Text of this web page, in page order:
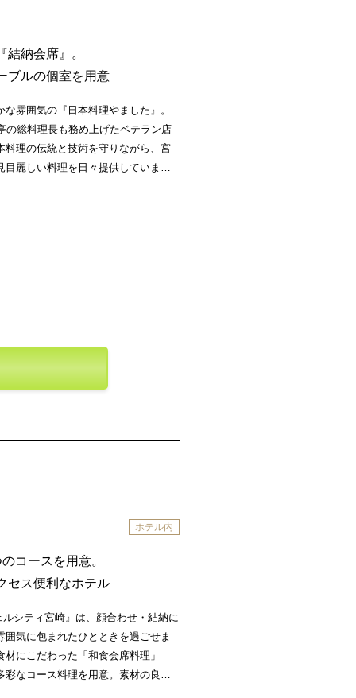
納会席』。
ブルの個室を用意
雰囲気の『日本料理やました』。
の総料理長も務め上げたベテラン店
料理の伝統と技術を守りながら、宮
麗しい料理を日々提供していま
が信条。桜湯とお菓子がつく、顔
す。テーブル席や座敷など、希望
でたい時間を過ごすことができま
ホテル内
コースを用意。
セス便利なホテル
シティ宮崎』は、顔合わせ・結納に
気に包まれたひとときを過ごせま
にこだわった「和食会席料理」
彩なコース料理を用意。素材の良さ